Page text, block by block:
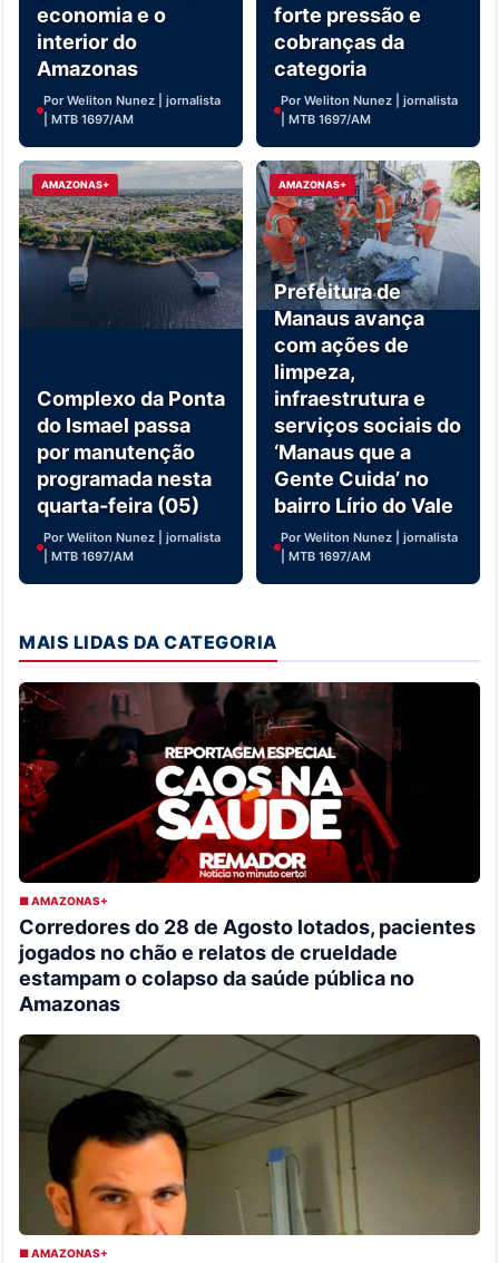
economia e o
interior do
Amazonas
Por Weliton Nunez | jornalista
| MTB 1697/AM
forte pressão e
cobranças da
categoria
Por Weliton Nunez | jornalista
| MTB 1697/AM
AMAZONAS+
Complexo da Ponta
do Ismael passa
por manutenção
programada nesta
quarta-feira (05)
Por Weliton Nunez | jornalista
| MTB 1697/AM
AMAZONAS+
Prefeitura de
Manaus avança
com ações de
limpeza,
infraestrutura e
serviços sociais do
‘Manaus que a
Gente Cuida’ no
bairro Lírio do Vale
Por Weliton Nunez | jornalista
| MTB 1697/AM
MAIS LIDAS DA CATEGORIA
■ AMAZONAS+
Corredores do 28 de Agosto lotados, pacientes
jogados no chão e relatos de crueldade
estampam o colapso da saúde pública no
Amazonas
■ AMAZONAS+